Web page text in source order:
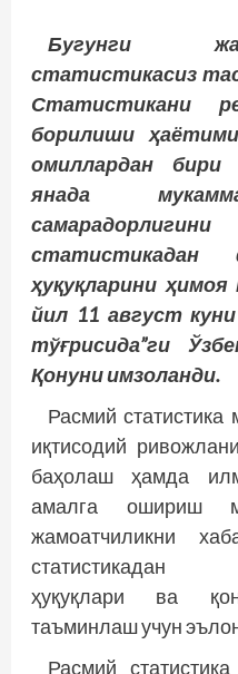
Бугунги
статистикасиз
Статистикани
борилиши
омиллардан бири
янада
статистикадан
ҳуқуқларини
йил 11 август
тўғрисида”ги
Қонуни имзоланди.
Расмий статистика
иқтисодий
баҳолаш ҳамда
амалга ошириш
жамоатчиликни
статистикадан
ҳуқуқлари ва
таъминлаш учун
Расмий